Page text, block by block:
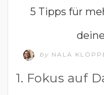
GLÜCKLICHES UND
5 Tipps für
by NALA
1. Fokus auf